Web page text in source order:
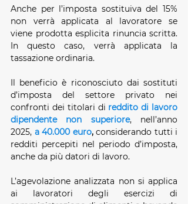
Anche per l’imposta sostituiva del 15%
non verrà applicata al lavoratore se
viene prodotta esplicita rinuncia scritta.
In questo caso, verrà applicata la
tassazione ordinaria.
Il beneficio è riconosciuto dai sostituti
d’imposta del settore privato nei
confronti dei titolari di reddito di lavoro
dipendente non superiore, nell’anno
2025, a 40.000 euro, considerando tutti i
redditi percepiti nel periodo d’imposta,
anche da più datori di lavoro.
L’agevolazione analizzata non si applica
ai lavoratori degli esercizi di